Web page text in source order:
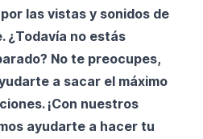
las vistas y sonidos de
¿Todavía no estás
No te preocupes,
a sacar el máximo
¡Con nuestros
ayudarte a hacer tu